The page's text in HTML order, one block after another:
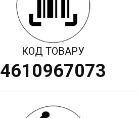
КОД ТОВАРУ
4610967073